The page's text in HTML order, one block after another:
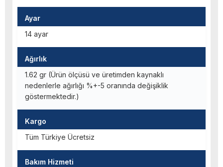
Ayar
14 ayar
Ağırlık
1.62 gr (Ürün ölçüsü ve üretimden kaynaklı
nedenlerle ağırlığı %+-5 oranında değişiklik
göstermektedir.)
Kargo
Tüm Türkiye Ücretsiz
Bakım Hizmeti